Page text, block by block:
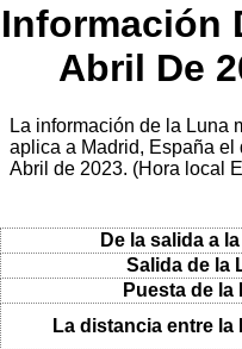
Información
Abril De
La información de la Luna
aplica a Madrid, España el
Abril de 2023. (Hora local
De la salida a
Salida de la
Puesta de la
La distancia entre la